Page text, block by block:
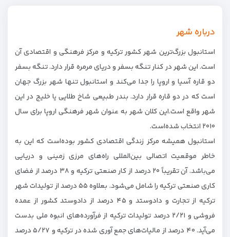
درباره شهر
استانبول بزرگ‌ترین شهر کشور ترکیه و مرکز فرهنگی و اقتصادی آن
است. این شهر در کنار تنگه بسفر و دریای مرمره قرار دارد. تنگه بسفر
دو قاره آسیا و اروپا را جدا می‌کند و استانبول تنها شهر بزرگ جهان
است که در دو قاره قرار دارد. بندر طبیعی شاخ طلایی یا خلیج در این
شهر واقع است.این کلان شهر به عنوان شهر فرهنگی اروپا برای سال
۲۰۱۰ انتخاب شده‌است.
استانبول همیشه مرکز زندگی اقتصادی کشور بوده‌است که این به
خاطر موقعیت اتصالی بین‌المللی راه‌های مرزی زمینی و دریایی
می‌باشد. آن تقریباً ۲۰ درصد از کار صنعتی ترکیه و ۳۸ درصد از فضای
کاری صنعتی ترکیه را شامل می‌شود. بعلاوه ۵۵ درصد از تولیدات شهر
ترکیه از تجارت و دادوستد و ۴۵ درصد از دادوستد کشور از عمده
فروشی و ۲/۲۱ درصد تولیدات ترکیه از فرآورده‌های انبوه ملی بدست
می‌آید. ۴۰ درصد از مالیات‌های جمع آوری شده در ترکیه و ۵/۲۷ درصد